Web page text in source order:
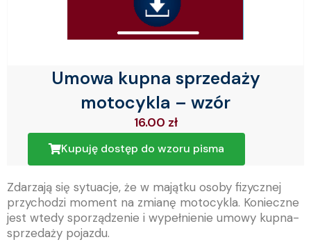
Umowa kupna sprzedaży
motocykla – wzór
16.00 zł
Kupuję dostęp do wzoru pisma
Zdarzają się sytuacje, że w majątku osoby fizycznej
przychodzi moment na zmianę motocykla. Konieczne
jest wtedy sporządzenie i wypełnienie umowy kupna-
sprzedaży pojazdu.